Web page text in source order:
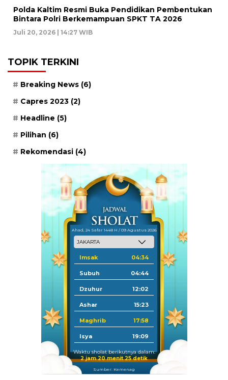
Polda Kaltim Resmi Buka Pendidikan Pembentukan
Bintara Polri Berkemampuan SPKT TA 2026
Juli 20, 2026 | 14:27 WIB
TOPIK TERKINI
Breaking News (6)
Capres 2023 (2)
Headline (5)
Pilihan (6)
Rekomendasi (4)
Ahad, 24 Safar 1448 H / 09 Agustus 2026
Imsak 04:34
Subuh 04:44
Dzuhur 12:02
Ashar 15:23
Maghrib 17:58
Isya 19:09
Waktu sholat berikutnya dalam:
2 jam 20 menit 24 detik
Sumber: Kemenag